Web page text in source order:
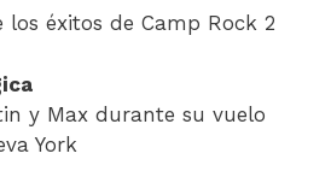
éxitos de Camp Rock 2
y Max durante su vuelo
York